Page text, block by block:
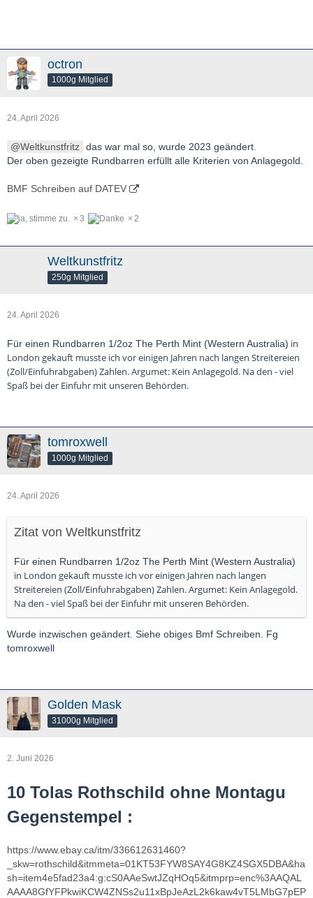
octron
1000g Mitglied
24. April 2026
Weltkunstfritz das war mal so, wurde 2023 geändert.
Der oben gezeigte Rundbarren erfüllt alle Kriterien von Anlagegold.
BMF Schreiben auf DATEV
3 2
Weltkunstfritz
250g Mitglied
24. April 2026
Für einen Rundbarren 1/2oz The Perth Mint (Western Australia) in
London gekauft musste ich vor einigen Jahren nach langen Streitereien
(Zoll/Einfuhrabgaben) Zahlen. Argumet: Kein Anlagegold. Na den - viel
Spaß bei der Einfuhr mit unseren Behörden.
tomroxwell
1000g Mitglied
24. April 2026
Zitat von Weltkunstfritz
Für einen Rundbarren 1/2oz The Perth Mint (Western Australia)
in London gekauft musste ich vor einigen Jahren nach langen
Streitereien (Zoll/Einfuhrabgaben) Zahlen. Argumet: Kein Anlagegold.
Na den - viel Spaß bei der Einfuhr mit unseren Behörden.
Wurde inzwischen geändert. Siehe obiges Bmf Schreiben. Fg
tomroxwell
Golden Mask
31000g Mitglied
2. Juni 2026
10 Tolas Rothschild ohne Montagu
Gegenstempel :
https://www.ebay.ca/itm/336612631460?
_skw=rothschild&itmmeta=01KT53FYW8SAY4G8KZ4SGX5DBA&ha
sh=item4e5fad23a4:g:cS0AAeSwtJZqHOq5&itmprp=enc%3AAQAL
AAAA8GfYFPkwiKCW4ZNSs2u11xBpJeAzL2k6kaw4vT5LMbG7pEP